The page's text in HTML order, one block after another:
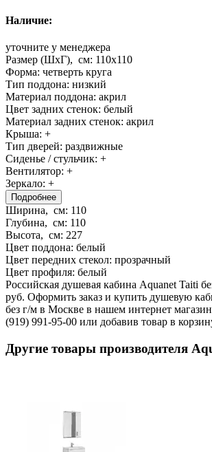
Наличие:
уточните у менеджера
Размер (ШхГ), см: 110x110
Форма: четверть круга
Тип поддона: низкий
Материал поддона: акрил
Цвет задних стенок: белый
Материал задних стенок: акрил
Крыша: +
Тип дверей: раздвижные
Сиденье / стульчик: +
Вентилятор: +
Зеркало: +
Подробнее
Ширина, см: 110
Глубина, см: 110
Высота, см: 227
Цвет поддона: белый
Цвет передних стекол: прозрачный
Цвет профиля: белый
Российская душевая кабина Aquanet Taiti
руб. Оформить заказ и купить душевую
без г/м в Москве в нашем интернет
(919) 991-95-00 или добавив товар в
Другие товары производителя